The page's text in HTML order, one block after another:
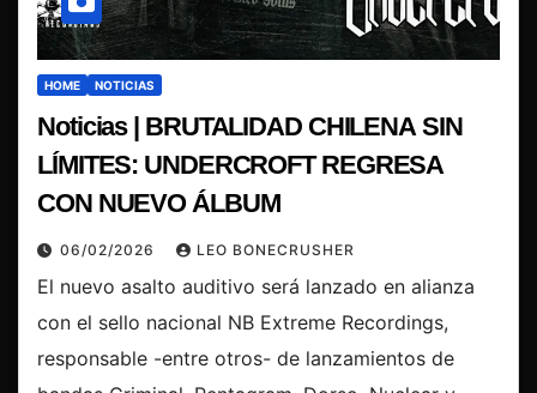
HOME NOTICIAS
Noticias | BRUTALIDAD CHILENA SIN
LÍMITES: UNDERCROFT REGRESA
CON NUEVO ÁLBUM
06/02/2026 LEO BONECRUSHER
El nuevo asalto auditivo será lanzado en alianza
con el sello nacional NB Extreme Recordings,
responsable -entre otros- de lanzamientos de